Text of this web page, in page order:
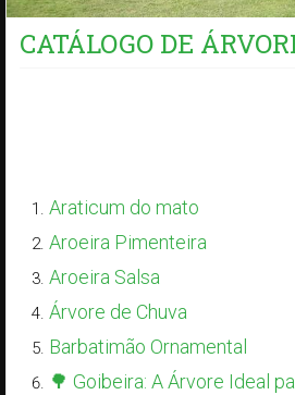
CATÁLOGO DE
Araticum do mato
Aroeira Pimenteira
Aroeira Salsa
Árvore de Chuva
Barbatimão Ornamental
🌳 Goibeira: A Árvore Ideal